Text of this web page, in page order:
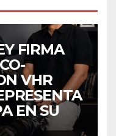
FIRMA
VHR
EN SU